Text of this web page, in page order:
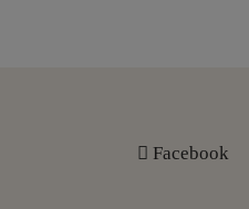
 Facebook